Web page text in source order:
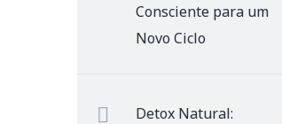
Consciente para um
Novo Ciclo
Detox Natural: